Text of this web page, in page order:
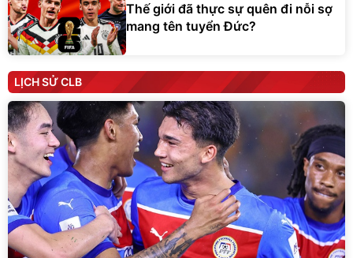
Thế giới đã thực sự quên đi nỗi sợ
mang tên tuyển Đức?
LỊCH SỬ CLB